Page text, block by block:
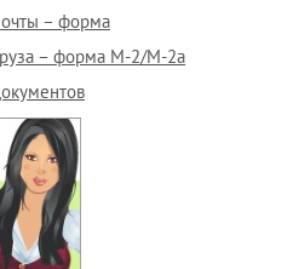
– форма
– форма М-2/М-2а